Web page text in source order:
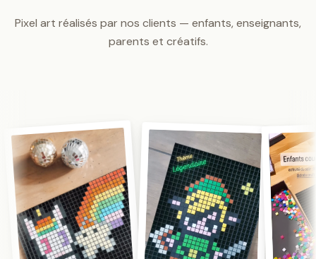
Pixel art réalisés par nos clients — enfants, enseignants,
parents et créatifs.